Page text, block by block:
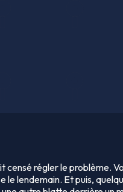
censé régler le problème.
le lendemain. Et puis,